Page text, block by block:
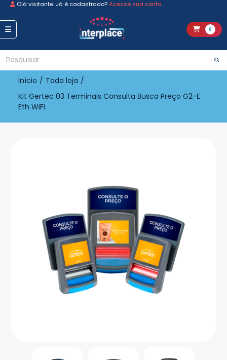
Olá visitante. Já é cadastrado?Acesse sua conta.
0
Início / Toda loja /
Kit Gertec 03 Terminais Consulta Busca Preço G2-E
Eth WiFi